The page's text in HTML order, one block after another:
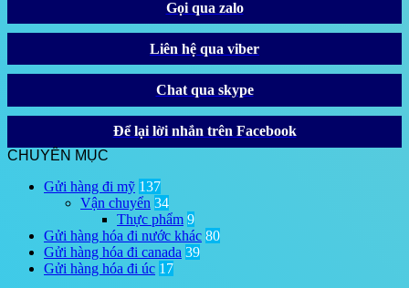
Gọi qua zalo
Liên hệ qua viber
Chat qua skype
Để lại lời nhắn trên Facebook
CHUYÊN MỤC
Gửi hàng đi mỹ 137
Vận chuyển 34
Thực phẩm 9
Gửi hàng hóa đi nước khác 80
Gửi hàng hóa đi canada 39
Gửi hàng hóa đi úc 17